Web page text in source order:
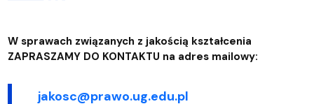
W sprawach związanych z jakością kształcenia
ZAPRASZAMY DO KONTAKTU na adres mailowy:
jakosc@prawo.ug.edu.pl